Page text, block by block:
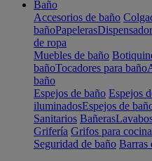
Baño
Accesorios de baño
bañoPapeleras
de ropa
Muebles de baño
bañoTocadores para baño
baño
Espejos de baño Espejos
iluminadosEspejos de
Sanitarios Bañeras
Grifería Grifos para cocina
Seguridad de baño Barras